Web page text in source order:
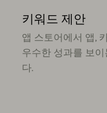
키워드 제안
앱 스토어에서 앱,
우수한 성과를 보
다.